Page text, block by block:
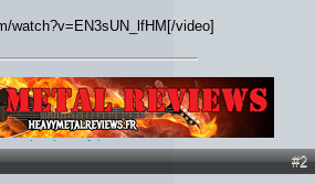
watch?v=EN3sUN_lfHM[/video]
#2